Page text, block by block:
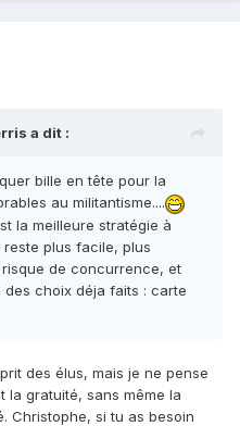
a dit :
bille en tête pour la
au militantisme....
la meilleure stratégie à
plus facile, plus
de concurrence, et
choix déja faits : carte
des élus, mais je ne pense
gratuité, sans même la
Christophe, si tu as besoin